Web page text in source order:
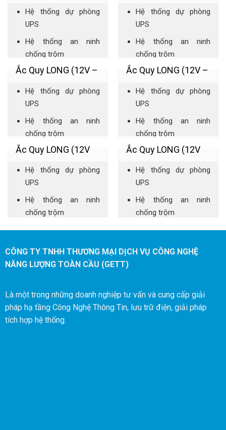
Hệ thống chiếu sáng
dự phòng
Hệ thống chiếu sáng
dự phòng
5AH)Hệ thống dự phòng
UPS
Hệ thống an ninh
chống trộm
Hệ thống báo cháy
Hệ thống chiếu sáng
dự phòng
7.2AH)
Hệ thống dự phòng
UPS
Hệ thống an ninh
chống trộm
Hệ thống báo cháy
Hệ thống chiếu sáng
dự phòng
Ắc Quy LONG (12V –
9AH)Hệ thống dự phòng
UPS
Hệ thống an ninh
chống trộm
Hệ thống báo cháy
Hệ thống chiếu sáng
dự phòng
Ắc Quy LONG (12V –
12AH)Hệ thống dự phòng
UPS
Hệ thống an ninh
chống trộm
Hệ thống báo cháy
Hệ thống chiếu sáng
dự phòng
Ắc Quy LONG (12V
-18AH)
Hệ thống dự phòng
UPS
Hệ thống an ninh
chống trộm
Hệ thống báo cháy
Hệ thống chiếu sáng
dự phòng
Ắc Quy LONG (12V
-24AH)
Hệ thống dự phòng
UPS
Hệ thống an ninh
chống trộm
Hệ thống báo cháy
Hệ thống chiếu sáng
CÔNG TY TNHH THƯƠNG MẠI DỊCH VỤ CÔNG NGHỆ
NĂNG LƯỢNG TOÀN CẦU (GETT)
Là một trong những doanh nghiệp tư vấn và cung cấp giải
pháp hạ tầng Công Nghệ Thông Tin, lưu trữ điện, giải pháp
tích hợp hệ thống.